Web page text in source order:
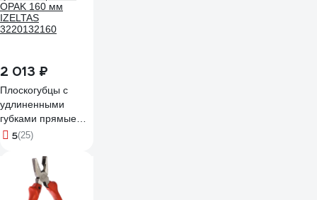
2 013 ₽
Плоскогубцы c
удлиненными
губками прямые
OPAK 160 мм
3220132160
5(25)